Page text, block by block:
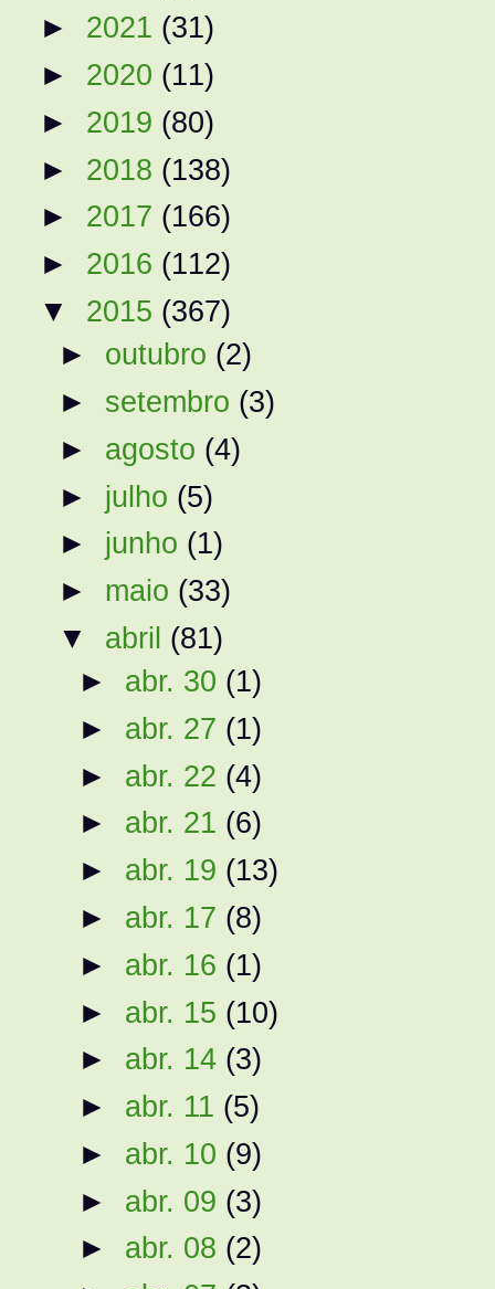
► 2021 (31)
► 2020 (11)
► 2019 (80)
► 2018 (138)
► 2017 (166)
► 2016 (112)
▼ 2015 (367)
► outubro (2)
► setembro (3)
► agosto (4)
► julho (5)
► junho (1)
► maio (33)
▼ abril (81)
► abr. 30 (1)
► abr. 27 (1)
► abr. 22 (4)
► abr. 21 (6)
► abr. 19 (13)
► abr. 17 (8)
► abr. 16 (1)
► abr. 15 (10)
► abr. 14 (3)
► abr. 11 (5)
► abr. 10 (9)
► abr. 09 (3)
► abr. 08 (2)